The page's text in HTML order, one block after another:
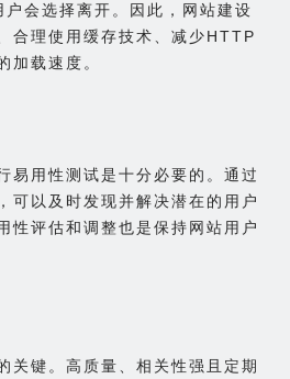
会选择离开。因此，网站建设
合理使用缓存技术、减少HTTP
加载速度。
易用性测试是十分必要的。通过
可以及时发现并解决潜在的用户
性评估和调整也是保持网站用户
关键。高质量、相关性强且定期